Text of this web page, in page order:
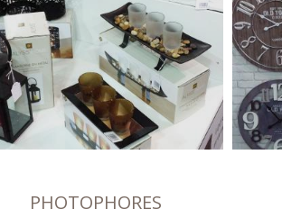
PHOTOPHORES